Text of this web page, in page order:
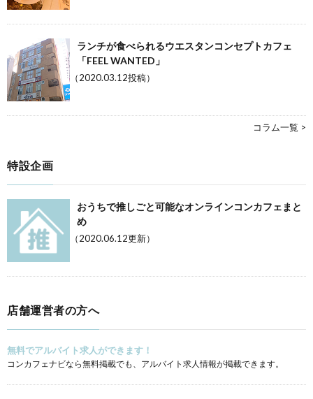
ランチが食べられるウエスタンコンセプトカフェ
「FEEL WANTED」
（2020.03.12投稿）
コラム一覧 >
特設企画
おうちで推しごと可能なオンラインコンカフェまと
め
（2020.06.12更新）
店舗運営者の方へ
無料でアルバイト求人ができます！
コンカフェナビなら無料掲載でも、アルバイト求人情報が掲載できます。